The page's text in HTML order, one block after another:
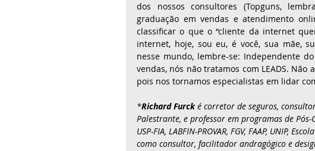
dos nossos consultores (Topguns,
graduação em vendas e atendimento
classificar o que o “cliente da internet
internet, hoje, sou eu, é você, sua mãe,
nesse mundo, lembre-se: Independente
vendas, nós não tratamos com LEADS. Não
pois nos tornamos especialistas em lidar
*Richard Furck é corretor de seguros,
Palestrante, e professor em programas de
USP-FIA, LABFIN-PROVAR, FGV, FAAP, UNIP,
como consultor, facilitador andragógico e